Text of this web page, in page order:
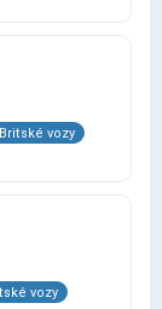
Britské vozy
vozy